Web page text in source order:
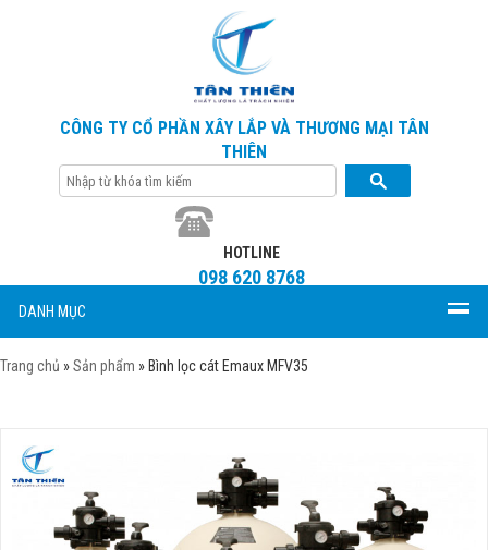
CÔNG TY CỔ PHẦN XÂY LẮP VÀ THƯƠNG MẠI TÂN
THIÊN
HOTLINE
098 620 8768
DANH MỤC
Trang chủ »Sản phẩm » Bình lọc cát Emaux MFV35